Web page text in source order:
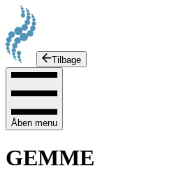
Tilbage
Åben menu
GEMME